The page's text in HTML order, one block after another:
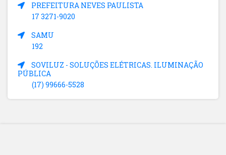
PREFEITURA NEVES PAULISTA
17 3271-9020
SAMU
192
SOVILUZ - SOLUÇÕES ELÉTRICAS. ILUMINAÇÃO
PÚBLICA
(17) 99666-5528